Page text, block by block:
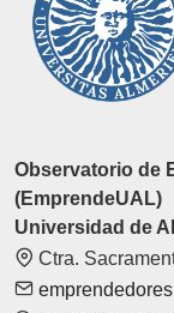
Observatorio de
(EmprendeUAL)
Universidad de
Ctra.